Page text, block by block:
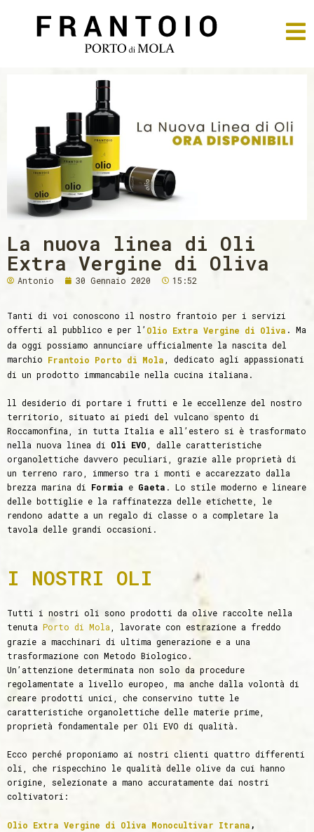
La nuova linea di Oli
Extra Vergine di Oliva
Antonio 30 Gennaio 2020 15:52
Tanti di voi conoscono il nostro frantoio per i servizi
offerti al pubblico e per l’ Olio Extra Vergine di Oliva . Ma
da oggi possiamo annunciare ufficialmente la nascita del
marchio Frantoio Porto di Mola , dedicato agli appassionati
di un prodotto immancabile nella cucina italiana.
ll desiderio di portare i frutti e le eccellenze del nostro
territorio, situato ai piedi del vulcano spento di
Roccamonfina, in tutta Italia e all’estero si è trasformato
nella nuova linea di Oli EVO , dalle caratteristiche
organolettiche davvero peculiari, grazie alle proprietà di
un terreno raro, immerso tra i monti e accarezzato dalla
brezza marina di Formia e Gaeta . Lo stile moderno e lineare
delle bottiglie e la raffinatezza delle etichette, le
rendono adatte a un regalo di classe o a completare la
tavola delle grandi occasioni.
I NOSTRI OLI
Tutti i nostri oli sono prodotti da olive raccolte nella
tenuta Porto di Mola , lavorate con estrazione a freddo
grazie a macchinari di ultima generazione e a una
trasformazione con Metodo Biologico.
Un’attenzione determinata non solo da procedure
regolamentate a livello europeo, ma anche dalla volontà di
creare prodotti unici, che conservino tutte le
caratteristiche organolettiche delle materie prime,
proprietà fondamentale per Oli EVO di qualità.
Ecco perché proponiamo ai nostri clienti quattro differenti
oli, che rispecchino le qualità delle olive da cui hanno
origine, selezionate a mano accuratamente dai nostri
coltivatori:
Olio Extra Vergine di Oliva Monocultivar Itrana ,